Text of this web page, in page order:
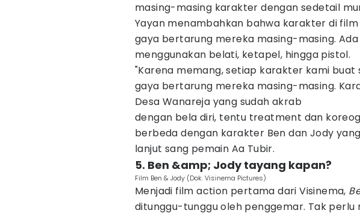
masing-masing karakter dengan sedetail
Yayan menambahkan bahwa karakter di
gaya bertarung mereka masing-masing. Ada
menggunakan belati, ketapel, hingga pistol.
"Karena memang, setiap karakter kami buat
gaya bertarung mereka masing-masing.
Desa Wanareja yang sudah akrab
dengan bela diri, tentu treatment dan
berbeda dengan karakter Ben dan Jody
lanjut sang pemain Aa Tubir.
5. Ben &amp; Jody tayang kapan?
Film Ben & Jody (Dok. Visinema Pictures)
Menjadi film action pertama dari Visinema,
ditunggu-tunggu oleh penggemar. Tak perlu